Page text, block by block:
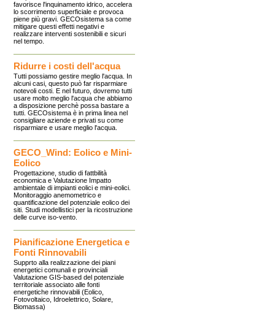
favorisce l'inquinamento idrico, accelera
lo scorrimento superficiale e provoca
piene più gravi. GECOsistema sa come
mitigare questi effetti negativi e
realizzare interventi sostenibili e sicuri
nel tempo.
Ridurre i costi dell'acqua
Tutti possiamo gestire meglio l'acqua. In
alcuni casi, questo può far risparmiare
notevoli costi. E nel futuro, dovremo tutti
usare molto meglio l'acqua che abbiamo
a disposizione perchè possa bastare a
tutti. GECOsistema è in prima linea nel
consigliare aziende e privati su come
risparmiare e usare meglio l'acqua.
GECO_Wind: Eolico e Mini-
Eolico
Progettazione, studio di fattbilità
economica e Valutazione Impatto
ambientale di impianti eolici e mini-eolici.
Monitoraggio anemometrico e
quantificazione del potenziale eolico dei
siti. Studi modellistici per la ricostruzione
delle curve iso-vento.
Pianificazione Energetica e
Fonti Rinnovabili
Supprto alla realizzazione dei piani
energetici comunali e provinciali
Valutazione GIS-based del potenziale
territoriale associato alle fonti
energetiche rinnovabili (Eolico,
Fotovoltaico, Idroelettrico, Solare,
Biomassa)